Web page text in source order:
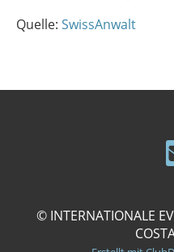
Quelle: SwissAnwalt
© INTERNATIONALE